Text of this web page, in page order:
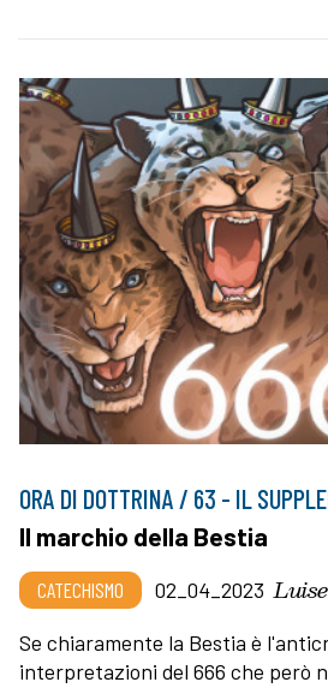
ORA DI DOTTRINA / 63 - IL
Il marchio della Bestia
CATECHISMO 02_04_2023
Se chiaramente la Bestia è
interpretazioni del 666 che però